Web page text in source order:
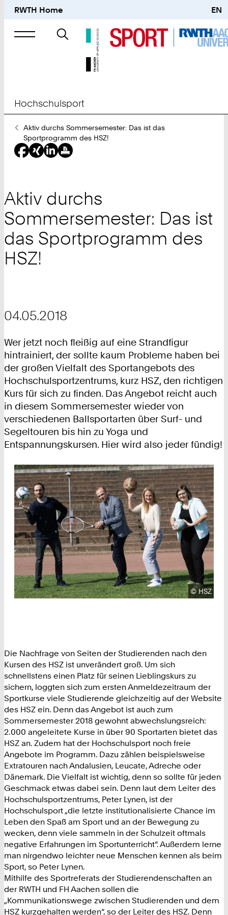
RWTH Home EN
Suche
nach
Hochschulsport
Sie
sind
hier:
Aktiv durchs Sommersemester: Das ist das
Sportprogramm des HSZ!
Aktiv durchs
Sommersemester: Das ist
das Sportprogramm des
HSZ!
04.05.2018
Wer jetzt noch fleißig auf eine Strandfigur
hintrainiert, der sollte kaum Probleme haben bei
der großen Vielfalt des Sportangebots des
Hochschulsportzentrums, kurz HSZ, den richtigen
Kurs für sich zu finden. Das Angebot reicht auch
in diesem Sommersemester wieder von
verschiedenen Ballsportarten über Surf- und
Segeltouren bis hin zu Yoga und
Entspannungskursen. Hier wird also jeder fündig!
© HSZ
Die Nachfrage von Seiten der Studierenden nach den
Kursen des HSZ ist unverändert groß. Um sich
schnellstens einen Platz für seinen Lieblingskurs zu
sichern, loggten sich zum ersten Anmeldezeitraum der
Sportkurse viele Studierende gleichzeitig auf der Website
des HSZ ein. Denn das Angebot ist auch zum
Sommersemester 2018 gewohnt abwechslungsreich:
2.000 angeleitete Kurse in über 90 Sportarten bietet das
HSZ an. Zudem hat der Hochschulsport noch freie
Angebote im Programm. Dazu zählen beispielsweise
Extratouren nach Andalusien, Leucate, Adreche oder
Dänemark. Die Vielfalt ist wichtig, denn so sollte für jeden
Geschmack etwas dabei sein. Denn laut dem Leiter des
Hochschulsportzentrums, Peter Lynen, ist der
Hochschulsport „die letzte institutionalisierte Chance im
Leben den Spaß am Sport und an der Bewegung zu
wecken, denn viele sammeln in der Schulzeit oftmals
negative Erfahrungen im Sportunterricht“. Außerdem lerne
man nirgendwo leichter neue Menschen kennen als beim
Sport, so Peter Lynen.
Mithilfe des Sportreferats der Studierendenschaften an
der RWTH und FH Aachen sollen die
„Kommunikationswege zwischen Studierenden und dem
HSZ kurzgehalten werden“, so der Leiter des HSZ. Denn